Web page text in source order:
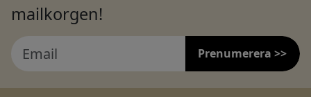
mailkorgen!
Prenumerera >>